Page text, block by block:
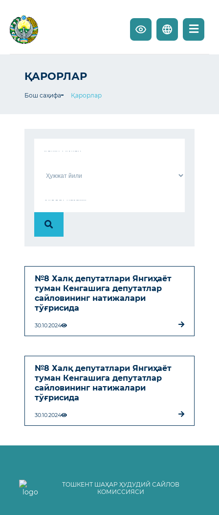
ҚАРОРЛАР
Бош саҳифа Қарорлар
№8 Халқ депутатлари Янгиҳаёт
туман Кенгашига депутатлар
сайловининг натижалари
тўғрисида
30.10.2024
№8 Халқ депутатлари Янгиҳаёт
туман Кенгашига депутатлар
сайловининг натижалари
тўғрисида
30.10.2024
ТОШКЕНТ ШАҲАР ҲУДУДИЙ САЙЛОВ
КОМИССИЯСИ